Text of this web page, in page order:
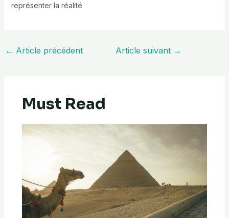
représenter la réalité
← Article précédent Article suivant →
Must Read